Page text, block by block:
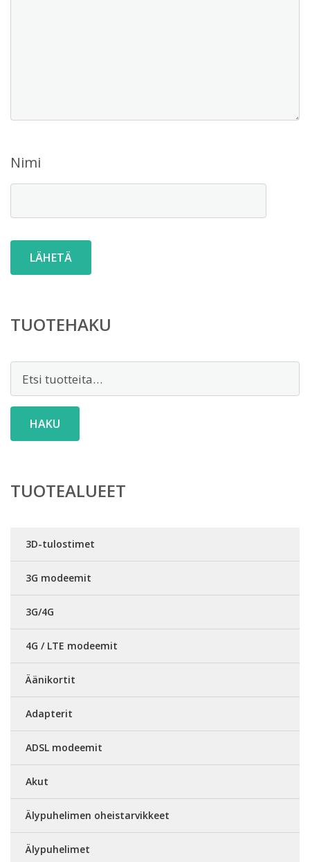
Nimi
TUOTEHAKU
HAKU
TUOTEALUEET
3D-tulostimet
3G modeemit
3G/4G
4G / LTE modeemit
Äänikortit
Adapterit
ADSL modeemit
Akut
Älypuhelimen oheistarvikkeet
Älypuhelimet